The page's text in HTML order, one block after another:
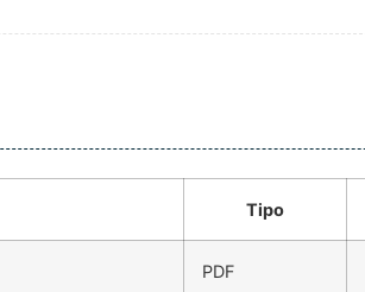
Tipo
PDF